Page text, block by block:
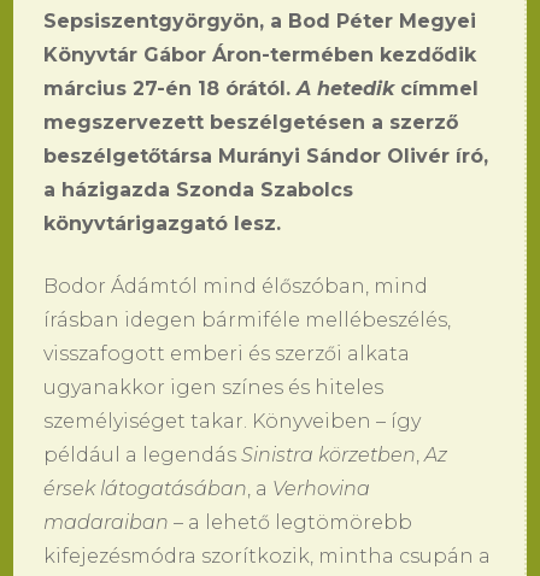
Sepsiszentgyörgyön, a Bod Péter Megyei
Könyvtár Gábor Áron-termében kezdődik
március 27-én 18 órától.A hetedikcímmel
megszervezett beszélgetésen a szerző
beszélgetőtársa Murányi Sándor Olivér író,
a házigazda Szonda Szabolcs
könyvtárigazgató lesz.
Bodor Ádámtól mind élőszóban, mind
írásban idegen bármiféle mellébeszélés,
visszafogott emberi és szerzői alkata
ugyanakkor igen színes és hiteles
személyiséget takar. Könyveiben – így
például a legendásSinistra körzetben,Az
érsek látogatásában, a Verhovina
madaraiban – a lehető legtömörebb
kifejezésmódra szorítkozik, mintha csupán a